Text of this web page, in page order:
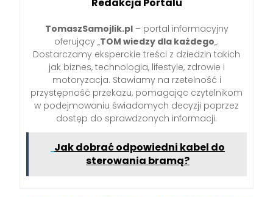
TomaszSamojlik.pl– portal informacyjny
oferujący „TOM wiedzy dla każdego„.
Dostarczamy eksperckie treści z dziedzin takich
jak biznes, technologia, lifestyle, zdrowie i
motoryzacja. Stawiamy na rzetelność i
przystępność przekazu, pomagając czytelnikom
w podejmowaniu świadomych decyzji poprzez
dostęp do sprawdzonych informacji.
Jak dobrać odpowiedni kabel do
sterowania bramą?